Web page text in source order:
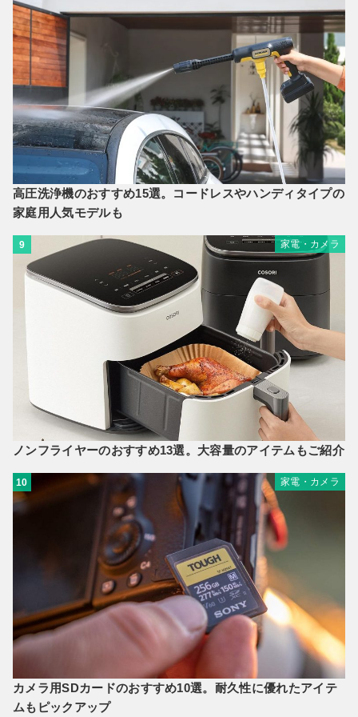
高圧洗浄機のおすすめ15選。コードレスやハンディタイプの
家庭用人気モデルも
9 家電・カメラ
ノンフライヤーのおすすめ13選。大容量のアイテムもご紹介
10 家電・カメラ
カメラ用SDカードのおすすめ10選。耐久性に優れたアイテ
ムもピックアップ